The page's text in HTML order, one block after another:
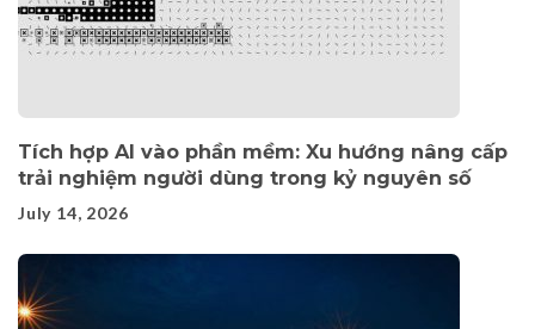
Tích hợp AI vào phần mềm: Xu hướng nâng cấp
trải nghiệm người dùng trong kỷ nguyên số
July 14, 2026